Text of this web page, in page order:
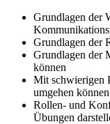
Grundlagen der
Grundlagen der
Grundlagen der
können
Mit schwierigen
umgehen können
Rollen- und
Übungen